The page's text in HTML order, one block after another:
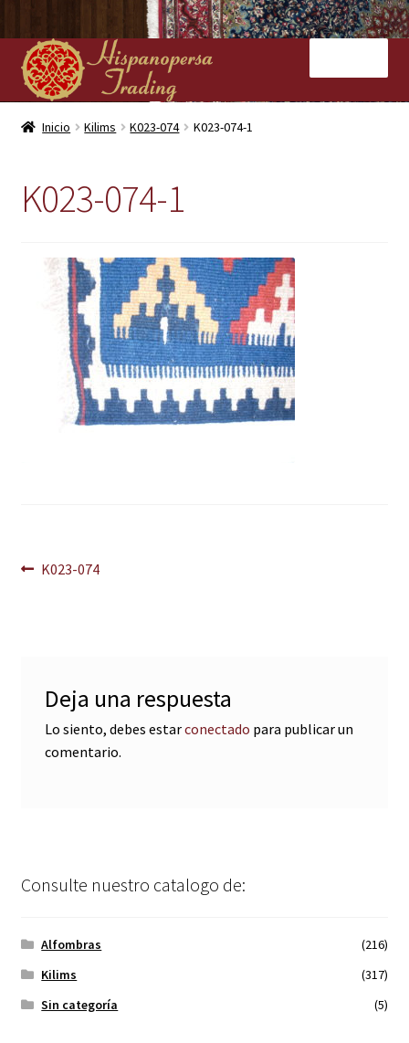
Ir
a
la
navegación
Ir
al
contenido
Inicio
Kilims
Contacto
Inicio Kilims K023-074 K023-074-1
K023-074-1
Navegación
Anterior:
K023-074
Deja una respuesta
Lo siento, debes estarconectado para publicar un
comentario.
Consulte nuestro catalogo de:
Alfombras
(216)
Kilims
(317)
Sin categoría
(5)